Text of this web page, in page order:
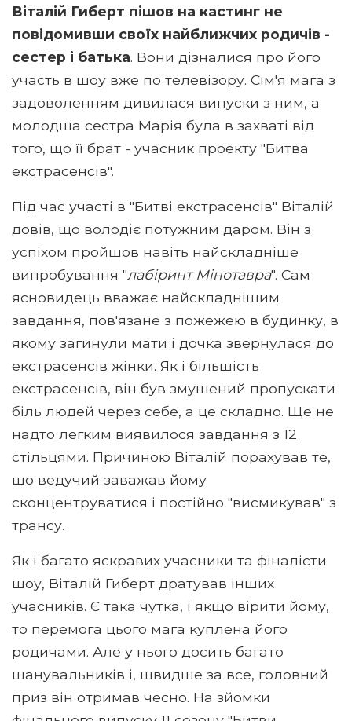
Віталій Гиберт пішов на кастинг не
повідомивши своїх найближчих родичів -
сестер і батька. Вони дізналися про його
участь в шоу вже по телевізору. Сім'я мага з
задоволенням дивилася випуски з ним, а
молодша сестра Марія була в захваті від
того, що її брат - учасник проекту "Битва
екстрасенсів".
Під час участі в "Битві екстрасенсів" Віталій
довів, що володіє потужним даром. Він з
успіхом пройшов навіть найскладніше
випробування "лабіринт Мінотавра". Сам
ясновидець вважає найскладнішим
завдання, пов'язане з пожежею в будинку, в
якому загинули мати і дочка звернулася до
екстрасенсів жінки. Як і більшість
екстрасенсів, він був змушений пропускати
біль людей через себе, а це складно. Ще не
надто легким виявилося завдання з 12
стільцями. Причиною Віталій порахував те,
що ведучий заважав йому
сконцентруватися і постійно "висмикував" з
трансу.
Як і багато яскравих учасники та фіналісти
шоу, Віталій Гиберт дратував інших
учасників. Є така чутка, і якщо вірити йому,
то перемога цього мага куплена його
родичами. Але у нього досить багато
шанувальників і, швидше за все, головний
приз він отримав чесно. На зйомки